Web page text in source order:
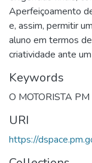
Aperfeiçoamento
e, assim, permitir
aluno em termos
criatividade ante
Keywords
O MOTORISTA
URI
https://